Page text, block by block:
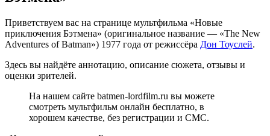
Приветствуем вас на странице мультфильма «Новые
приключения Бэтмена» (оригинальное название — «The New
Adventures of Batman») 1977 года от режиссёра Дон Тоуслей.
Здесь вы найдёте аннотацию, описание сюжета, отзывы и
оценки зрителей.
На нашем сайте batmen-lordfilm.ru вы можете
смотреть мультфильм онлайн бесплатно, в
хорошем качестве, без регистрации и СМС.